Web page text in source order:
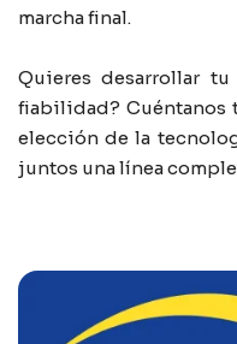
marcha final.
Quieres desarrollar
fiabilidad? Cuéntanos
elección de la
juntos una línea